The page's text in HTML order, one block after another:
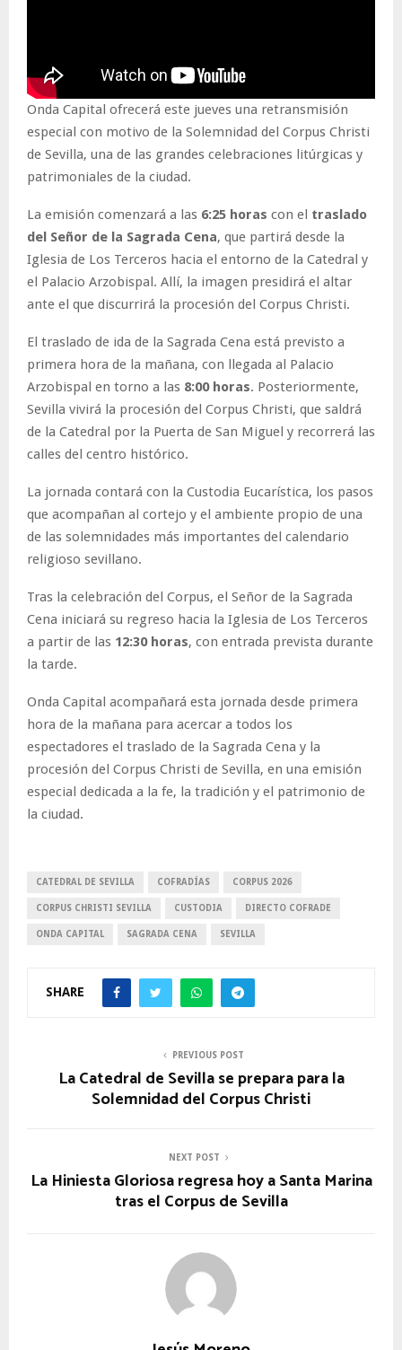
Onda Capital ofrecerá este jueves una retransmisión
especial con motivo de la Solemnidad del Corpus Christi
de Sevilla, una de las grandes celebraciones litúrgicas y
patrimoniales de la ciudad.
La emisión comenzará a las 6:25 horas con el traslado
del Señor de la Sagrada Cena, que partirá desde la
Iglesia de Los Terceros hacia el entorno de la Catedral y
el Palacio Arzobispal. Allí, la imagen presidirá el altar
ante el que discurrirá la procesión del Corpus Christi.
El traslado de ida de la Sagrada Cena está previsto a
primera hora de la mañana, con llegada al Palacio
Arzobispal en torno a las 8:00 horas. Posteriormente,
Sevilla vivirá la procesión del Corpus Christi, que saldrá
de la Catedral por la Puerta de San Miguel y recorrerá las
calles del centro histórico.
La jornada contará con la Custodia Eucarística, los pasos
que acompañan al cortejo y el ambiente propio de una
de las solemnidades más importantes del calendario
religioso sevillano.
Tras la celebración del Corpus, el Señor de la Sagrada
Cena iniciará su regreso hacia la Iglesia de Los Terceros
a partir de las 12:30 horas, con entrada prevista durante
la tarde.
Onda Capital acompañará esta jornada desde primera
hora de la mañana para acercar a todos los
espectadores el traslado de la Sagrada Cena y la
procesión del Corpus Christi de Sevilla, en una emisión
especial dedicada a la fe, la tradición y el patrimonio de
la ciudad.
CATEDRAL DE SEVILLA COFRADÍAS CORPUS 2026
CORPUS CHRISTI SEVILLA CUSTODIA DIRECTO COFRADE
ONDA CAPITAL SAGRADA CENA SEVILLA
SHARE
PREVIOUS POST
La Catedral de Sevilla se prepara para la
Solemnidad del Corpus Christi
NEXT POST
La Hiniesta Gloriosa regresa hoy a Santa Marina
tras el Corpus de Sevilla